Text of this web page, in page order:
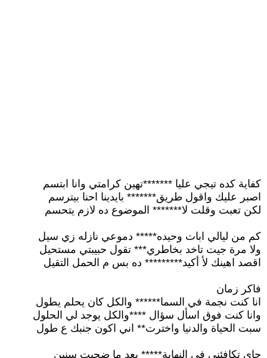
كفاية كده تيجي عليا *******تهين كرامتي وانا ابتسم
اصبر عليك واقول طريق******* بايدينا احنا بيترسم
لكن تعبت وقلت لا******* الموضوع ده لازم يتحسم
كم من ليالي ابات وحيده***** دموعي نازله زي سيل
ولا مرة جيت تاخد بخاطري*** تقول حبيبتي مستحيل
اقصد اهينك لأ أكيد********* ده بس م الحمل التقيل
فاكر زمان
انا كنت نجمة في السما****** والكل كان يحلم يطول
وانا كنت فوق اسأل سؤال ****والكل يوجد لي الحلول
سبت الحياة والدنيا واخترت** اني اكون جنبك ع طول
جاي تكافئني في النهاية***** بعد ما ضحيت سنين